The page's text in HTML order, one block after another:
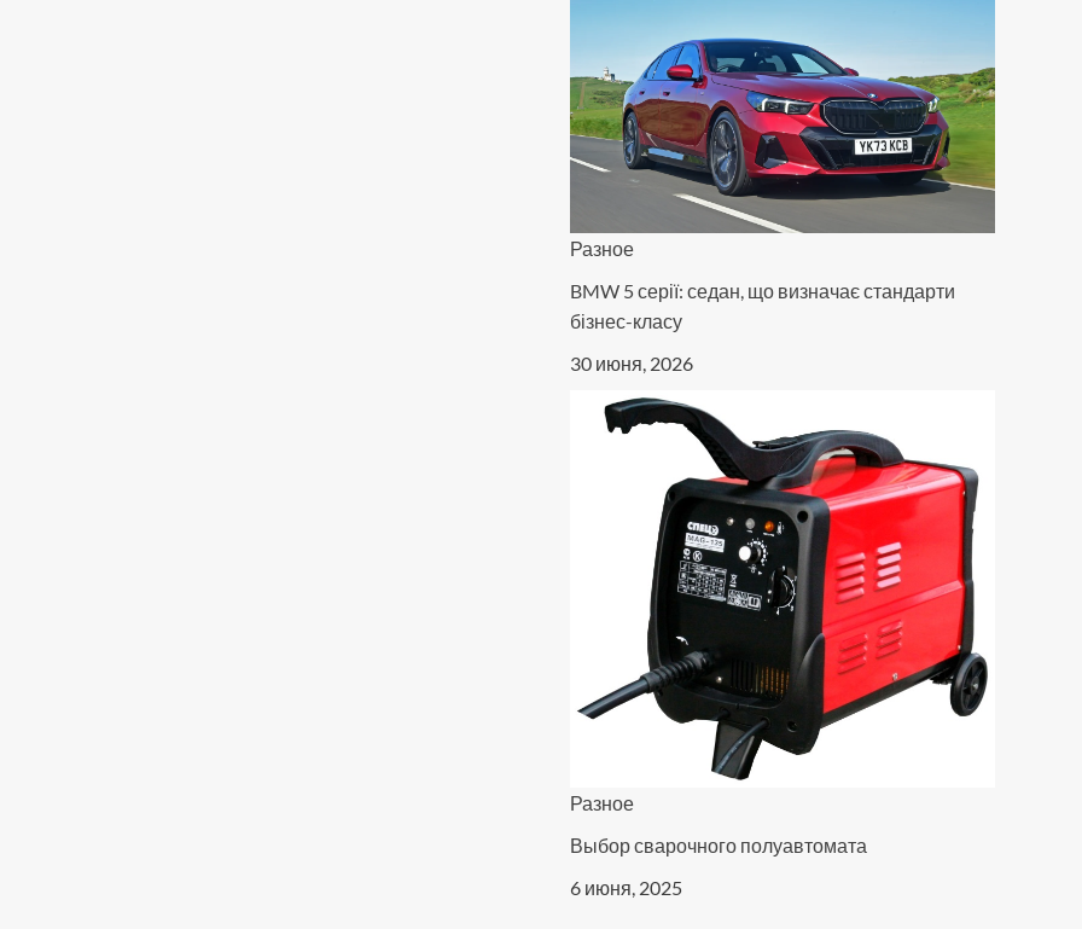
Разное
BMW 5 серії: седан, що визначає стандарти
бізнес-класу
30 июня, 2026
Разное
Выбор сварочного полуавтомата
6 июня, 2025